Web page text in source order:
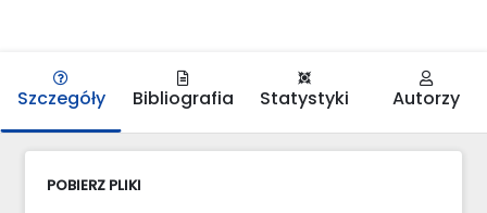
Szczegóły Bibliografia Statystyki Autorzy
POBIERZ PLIKI